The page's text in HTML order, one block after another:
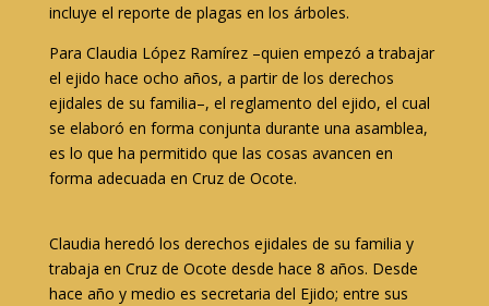
incluye el reporte de plagas en los árboles.
Para Claudia López Ramírez –quien empezó a trabajar
el ejido hace ocho años, a partir de los derechos
ejidales de su familia–, el reglamento del ejido, el cual
se elaboró en forma conjunta durante una asamblea,
es lo que ha permitido que las cosas avancen en
forma adecuada en Cruz de Ocote.
Claudia heredó los derechos ejidales de su familia y
trabaja en Cruz de Ocote desde hace 8 años. Desde
hace año y medio es secretaria del Ejido; entre sus